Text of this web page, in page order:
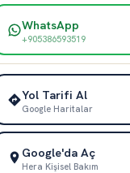
WhatsApp
+905386593519
Yol Tarifi Al
Google Haritalar
Google'da Aç
Hera Kişisel Bakım